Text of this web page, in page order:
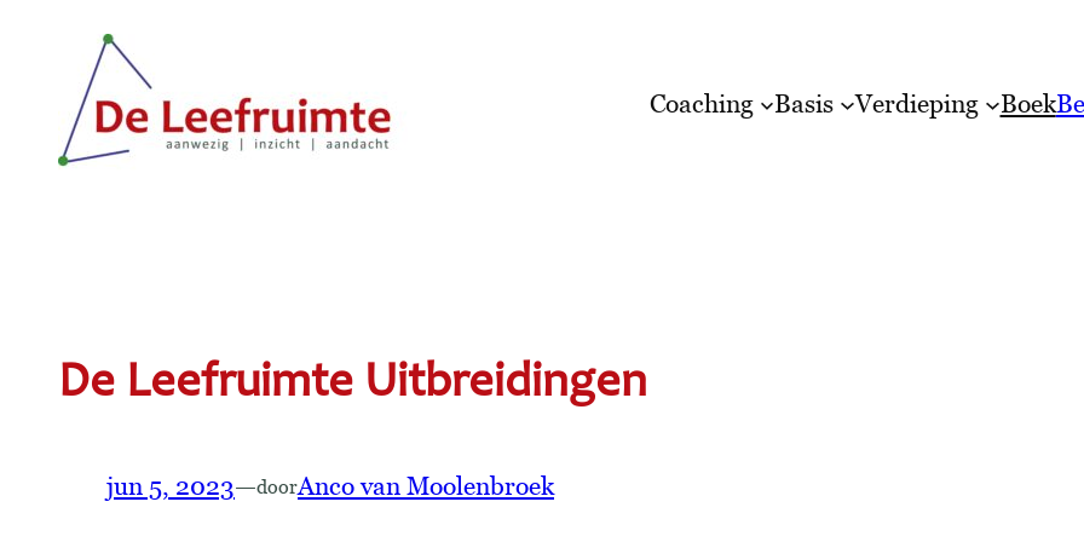
inhoud
Coaching Basis Verdieping Boek
De Leefruimte Uitbreidingen
jun 5, 2023—doorAnco van Moolenbroek